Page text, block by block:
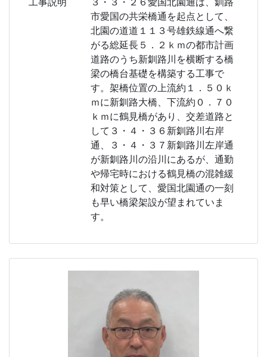
市愛国の共栄橋通を起点として、
北園の道道１１３号雄鉄線通へ繋
がる総延長５．２ｋｍの都市計画
道路のうち新釧路川を横断する橋
梁の橋台基礎を構築する工事で
す。架橋位置の上流約１．５０ｋ
ｍに新釧路大橋、下流約０．７０
ｋｍに鶴見橋があり、交差道路と
して３・４・３６新釧路川右岸
通、３・４・３７新釧路川左岸通
が新釧路川の沿川にあるが、通勤
や帰宅時における鶴見橋の混雑緩
和対策として、愛国北園通の一刻
も早い橋梁架設が望まれていま
す。